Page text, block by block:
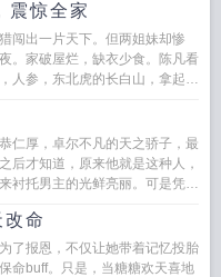
震惊全家
闯出一片天下。但两姐妹却惨
。家破屋烂，缺衣少食。陈凡看
人参，东北虎的长白山，拿起弓
仁厚，卓尔不凡的天之骄子，最
后才知道，原来他就是这种人，
衬托男主的光鲜亮丽。可是凭什
命
了报恩，不仅让她带着记忆投胎
命buff。只是，当糖糖欢天喜地